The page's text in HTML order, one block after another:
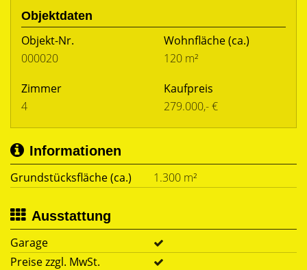
Objektdaten
Objekt-Nr.
000020
Wohnfläche(ca.)
120 m²
Zimmer
4
Kaufpreis
279.000,- €
Informationen
Grundstücksfläche (ca.)
1.300 m²
Ausstattung
Garage
Preise zzgl. MwSt.